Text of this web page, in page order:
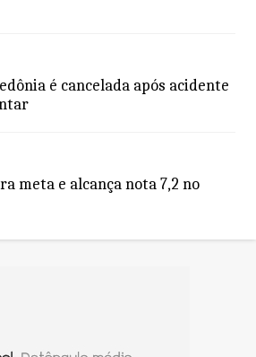
é cancelada após acidente
meta e alcança nota 7,2 no